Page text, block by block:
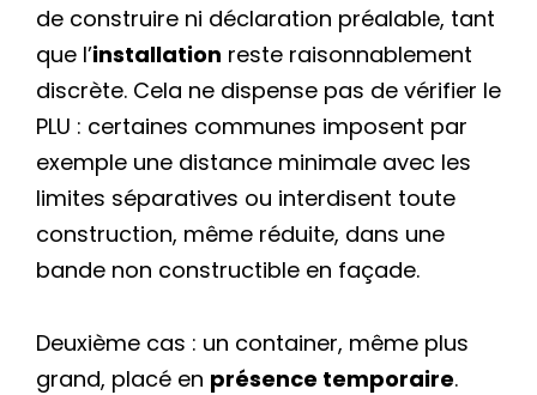
de construire ni déclaration préalable, tant
que l’installation reste raisonnablement
discrète. Cela ne dispense pas de vérifier le
PLU : certaines communes imposent par
exemple une distance minimale avec les
limites séparatives ou interdisent toute
construction, même réduite, dans une
bande non constructible en façade.
Deuxième cas : un container, même plus
grand, placé en présence temporaire.